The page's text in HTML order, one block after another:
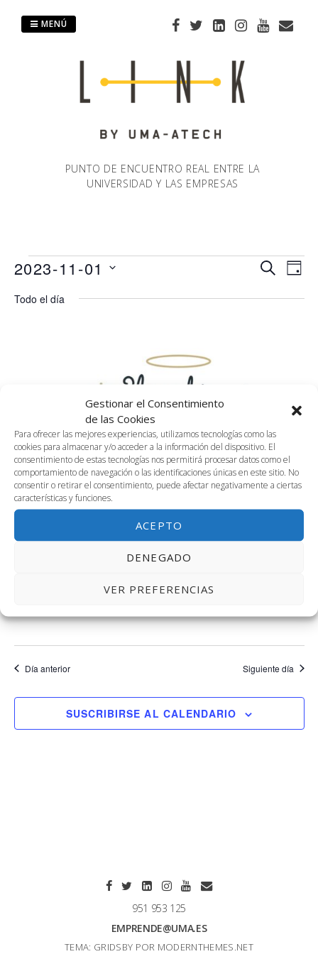
Gestionar el Consentimiento
de las Cookies
Para ofrecer las mejores experiencias, utilizamos tecnologías como las
cookies para almacenar y/o acceder a la información del dispositivo. El
consentimiento de estas tecnologías nos permitirá procesar datos como el
comportamiento de navegación o las identificaciones únicas en este sitio. No
consentir o retirar el consentimiento, puede afectar negativamente a ciertas
características y funciones.
ACEPTO
DENEGADO
VER PREFERENCIAS
PUNTO DE ENCUENTRO REAL ENTRE LA
UNIVERSIDAD Y LAS EMPRESAS
MENÚ
Eventos
en
noviembre,
2023
de
vistas
de
BUSCAR
de
DÍA
2023-11-01
la
Todo el día
1 noviembre, 2023
Día anterior Siguiente día
SUSCRIBIRSE AL CALENDARIO
951 953 125
EMPRENDE@UMA.ES
TEMA: GRIDSBY POR MODERNTHEMES.NET